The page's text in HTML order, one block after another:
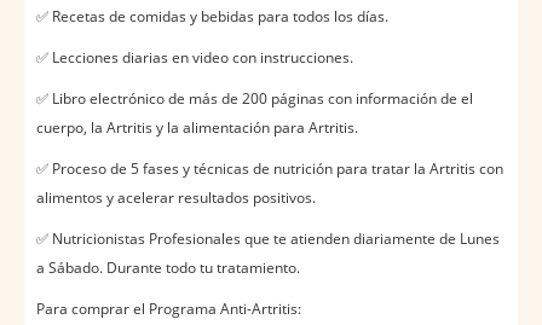
✅ Recetas de comidas y bebidas para todos los días.
✅ Lecciones diarias en video con instrucciones.
✅ Libro electrónico de más de 200 páginas con información de el
cuerpo, la Artritis y la alimentación para Artritis.
✅ Proceso de 5 fases y técnicas de nutrición para tratar la Artritis con
alimentos y acelerar resultados positivos.
✅ Nutricionistas Profesionales que te atienden diariamente de Lunes
a Sábado. Durante todo tu tratamiento.
Para comprar el Programa Anti-Artritis: